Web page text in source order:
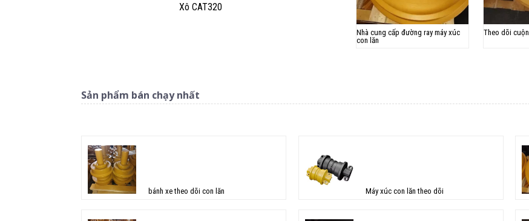
Xô CAT320
Nhà cung cấp đường ray máy xúc
con lăn
Theo dõi cuộn
Sản phẩm bán chạy nhất
bánh xe theo dõi con lăn Máy xúc con lăn theo dõi